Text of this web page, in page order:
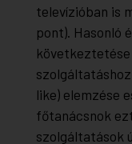
televízióban is
pont). Hasonló
következtetése
like) elemzése
főtanácsnok
szolgáltatások